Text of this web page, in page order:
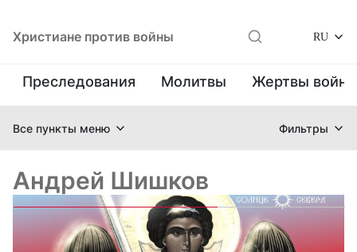
Христиане против войны RU
Преследования Молитвы Жертвы
Все пункты меню Фильтры
Андрей Шишков